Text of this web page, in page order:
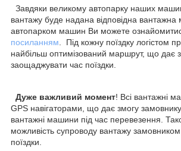
Завдяки великому автопарку наших
вантажу буде надана відповідна
автопарком машин Ви можете
посиланням. Під кожну поїздку логістом
найбільш оптимізований маршрут, що дає
заощаджувати час поїздки.
Дуже важливий момент! Всі вантажні
GPS навігаторами, що дає змогу замовнику
вантажні машини під час перевезення.
можливість супроводу вантажу замовником
поїздки.